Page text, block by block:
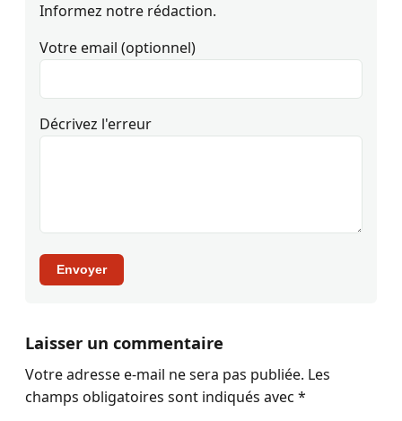
Informez notre rédaction.
Votre email (optionnel)
Décrivez l'erreur
Envoyer
Laisser un commentaire
Votre adresse e-mail ne sera pas publiée. Les
champs obligatoires sont indiqués avec *